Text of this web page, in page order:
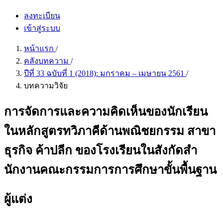
ลงทะเบียน
เข้าสู่ระบบ
หน้าแรก /
คลังบทความ /
ปีที่ 33 ฉบับที่ 1 (2018): มกราคม – เมษายน 2561 /
บทความวิจัย
การจัดการและความคิดเห็นของนักเรียน
ในหลักสูตรทวิภาคีด้านพณิชยกรรม สาขา
ธุรกิจ ค้าปลีก ของโรงเรียนในสังกัดสํา
นักงานคณะกรรมการการศึกษาขั้นพื้นฐาน
ผู้แต่ง